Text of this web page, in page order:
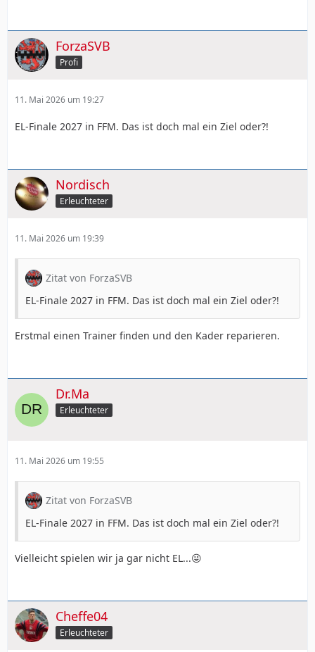
ForzaSVB
Profi
11. Mai 2026 um 19:27
EL-Finale 2027 in FFM. Das ist doch mal ein Ziel oder?!
Nordisch
Erleuchteter
11. Mai 2026 um 19:39
Zitat von ForzaSVB
EL-Finale 2027 in FFM. Das ist doch mal ein Ziel oder?!
Erstmal einen Trainer finden und den Kader reparieren.
Dr.Ma
Erleuchteter
11. Mai 2026 um 19:55
Zitat von ForzaSVB
EL-Finale 2027 in FFM. Das ist doch mal ein Ziel oder?!
Vielleicht spielen wir ja gar nicht EL...😜
Cheffe04
Erleuchteter